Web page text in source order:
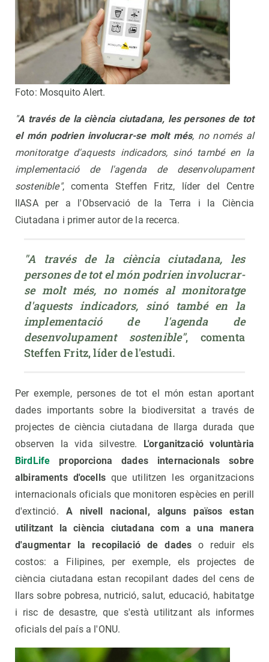
Foto: Mosquito Alert.
"A través de la ciència ciutadana, les persones de tot
el món podrien involucrar-se molt més, no només al
monitoratge d'aquests indicadors, sinó també en la
implementació de l'agenda de desenvolupament
sostenible", comenta Steffen Fritz, líder del Centre
IIASA per a l'Observació de la Terra i la Ciència
Ciutadana i primer autor de la recerca.
"A través de la ciència ciutadana, les
persones de tot el món podrien involucrar-
se molt més, no només al monitoratge
d'aquests indicadors, sinó també en la
implementació de l'agenda de
desenvolupament sostenible", comenta
Steffen Fritz, líder de l'estudi.
Per exemple, persones de tot el món estan aportant
dades importants sobre la biodiversitat a través de
projectes de ciència ciutadana de llarga durada que
observen la vida silvestre.
L'organització voluntària
BirdLife proporciona dades internacionals sobre
albiraments d'ocellsque utilitzen les organitzacions
internacionals oficials que monitoren espècies en perill
d'extinció. A nivell nacional, alguns països estan
utilitzant la ciència ciutadana com a una manera
d'augmentar la recopilació de dades o reduir els
costos: a Filipines, per exemple, els projectes de
ciència ciutadana estan recopilant dades del cens de
llars sobre pobresa, nutrició, salut, educació, habitatge
i risc de desastre, que s'està utilitzant als informes
oficials del país a l'ONU.